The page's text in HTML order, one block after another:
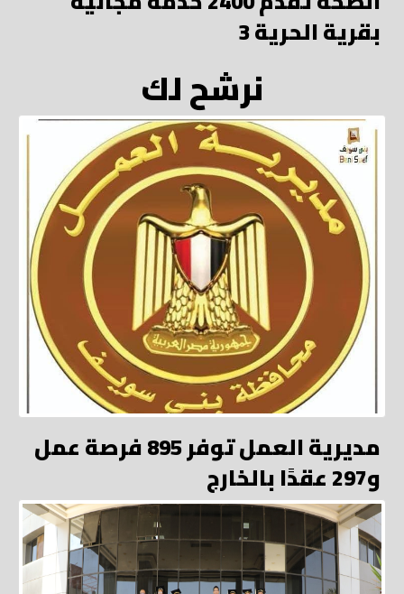
بقرية الحرية 3
نرشح لك
مديرية العمل توفر 895 فرصة عمل
و297 عقدًا بالخارج